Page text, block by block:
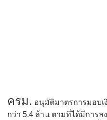
ครม. อนุมัติมาตรการมอบเ
กว่า 5.4 ล้าน ตามที่ได้มีการล